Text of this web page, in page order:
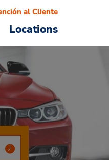
Locations
al Cliente